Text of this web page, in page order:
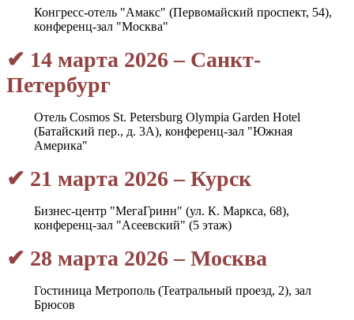
Конгресс-отель "Амакс" (Первомайский проспект, 54),
конференц-зал "Москва"
✔ 14 марта 2026 – Санкт-
Петербург
Отель Cosmos St. Petersburg Olympia Garden Hotel
(Батайский пер., д. 3А), конференц-зал "Южная
Америка"
✔ 21 марта 2026 – Курск
Бизнес-центр "МегаГринн" (ул. К. Маркса, 68),
конференц-зал "Асеевский" (5 этаж)
✔ 28 марта 2026 – Москва
Гостиница Метрополь (Театральный проезд, 2), зал
Брюсов